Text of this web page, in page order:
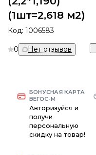
(1шт=2,618 м2)
Код: 1006583
0 Нет отзывов
БОНУСНАЯ КАРТА
ВЕГОС-М
Авторизуйся и
получи
персональную
скидку на товар!